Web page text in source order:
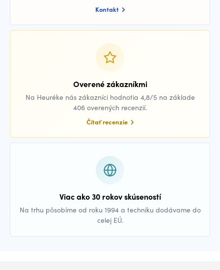
Kontakt
Overené zákazníkmi
Na Heuréke nás zákazníci hodnotia 4,8/5 na základe
406 overených recenzií.
Čítať recenzie
Viac ako 30 rokov skúseností
Na trhu pôsobíme od roku 1994 a techniku dodávame do
celej EÚ.